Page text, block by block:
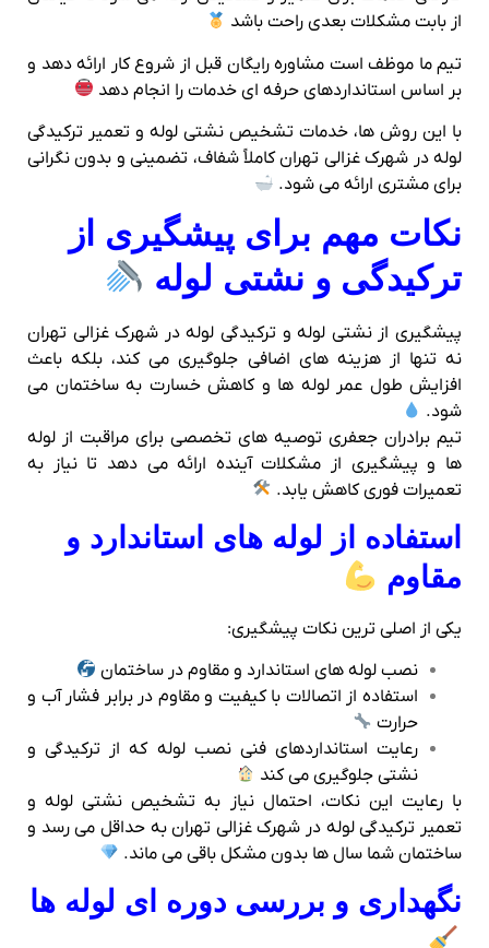
از بابت مشکلات بعدی راحت باشد
تیم ما موظف است مشاوره رایگان قبل از شروع کار ارائه دهد و
بر اساس استانداردهای حرفه‌ ای خدمات را انجام دهد
با این روش‌ ها، خدمات تشخیص نشتی لوله و تعمیر ترکیدگی
لوله در شهرک غزالی تهران کاملاً شفاف، تضمینی و بدون نگرانی
برای مشتری ارائه می‌ شود.
نکات مهم برای پیشگیری از
ترکیدگی و نشتی لوله
پیشگیری از نشتی لوله و ترکیدگی لوله در شهرک غزالی تهران
نه تنها از هزینه‌ های اضافی جلوگیری می‌ کند، بلکه باعث
افزایش طول عمر لوله‌ ها و کاهش خسارت به ساختمان می‌
شود.
تیم برادران جعفری توصیه‌ های تخصصی برای مراقبت از لوله‌
ها و پیشگیری از مشکلات آینده ارائه می‌ دهد تا نیاز به
تعمیرات فوری کاهش یابد.
استفاده از لوله‌ های استاندارد و
مقاوم
یکی از اصلی‌ ترین نکات پیشگیری:
نصب لوله‌ های استاندارد و مقاوم در ساختمان
استفاده از اتصالات با کیفیت و مقاوم در برابر فشار آب و
حرارت
رعایت استانداردهای فنی نصب لوله که از ترکیدگی و
نشتی جلوگیری می‌ کند
با رعایت این نکات، احتمال نیاز به تشخیص نشتی لوله و
تعمیر ترکیدگی لوله در شهرک غزالی تهران به حداقل می‌ رسد و
ساختمان شما سال‌ ها بدون مشکل باقی می‌ ماند.
نگهداری و بررسی دوره‌ ای لوله‌ ها